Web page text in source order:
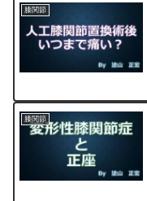
膝関節
膝関節